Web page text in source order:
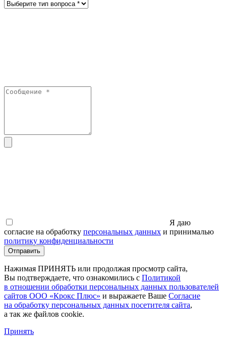
Я даю
согласие на обработку персональных данных и принималью
политику конфиденциальности
Отправить
Нажимая ПРИНЯТЬ или продолжая просмотр сайта,
Вы подтверждаете, что ознакомились с Политикой
в отношении обработки персональных данных пользователей
сайтов ООО «Крокс Плюс» и выражаете Ваше Согласие
на обработку персональных данных посетителя сайта,
а так же файлов cookie.
Принять